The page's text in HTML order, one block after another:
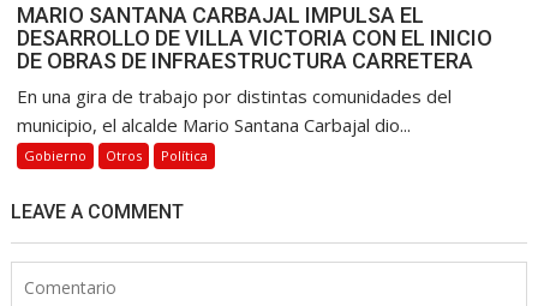
MARIO SANTANA CARBAJAL IMPULSA EL
DESARROLLO DE VILLA VICTORIA CON EL INICIO
DE OBRAS DE INFRAESTRUCTURA CARRETERA
En una gira de trabajo por distintas comunidades del
municipio, el alcalde Mario Santana Carbajal dio...
Gobierno Otros Política
LEAVE A COMMENT